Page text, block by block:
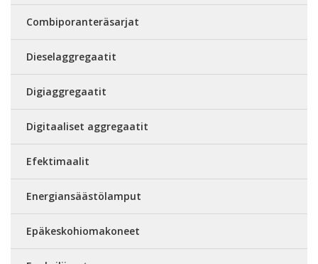
Combiporanteräsarjat
Dieselaggregaatit
Digiaggregaatit
Digitaaliset aggregaatit
Efektimaalit
Energiansäästölamput
Epäkeskohiomakoneet